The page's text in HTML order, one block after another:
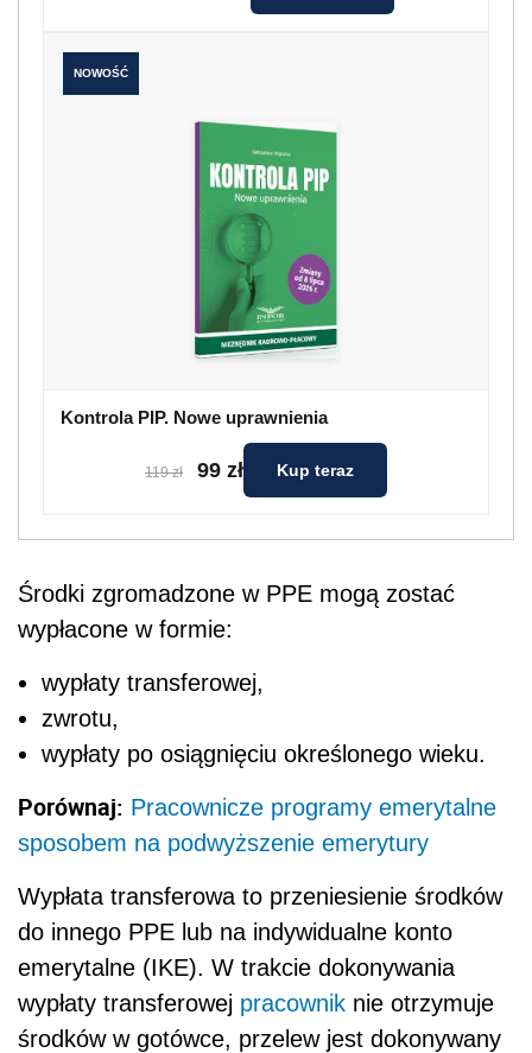
NOWOŚĆ
Kontrola PIP. Nowe uprawnienia
119 zł 99 zł Kup teraz
Środki zgromadzone w PPE mogą zostać
wypłacone w formie:
wypłaty transferowej,
zwrotu,
wypłaty po osiągnięciu określonego wieku.
Porównaj: Pracownicze programy emerytalne
sposobem na podwyższenie emerytury
Wypłata transferowa to przeniesienie środków
do innego PPE lub na indywidualne konto
emerytalne (IKE). W trakcie dokonywania
wypłaty transferowej pracownik nie otrzymuje
środków w gotówce, przelew jest dokonywany